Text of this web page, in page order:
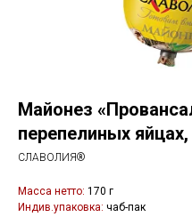
Майонез
перепелиных
СЛАВОЛИЯ®
Масса нетто: 170 г
Индив.упаковка: чаб-пак